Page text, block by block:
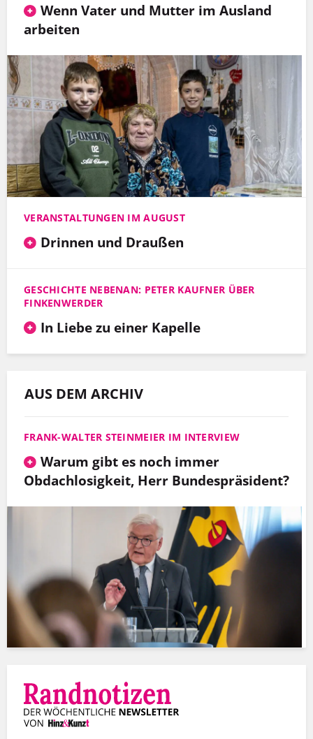
Wenn Vater und Mutter im Ausland
arbeiten
VERANSTALTUNGEN IM AUGUST
Drinnen und Draußen
GESCHICHTE NEBENAN: PETER KAUFNER ÜBER
FINKENWERDER
In Liebe zu einer Kapelle
AUS DEM ARCHIV
FRANK-WALTER STEINMEIER IM INTERVIEW
Warum gibt es noch immer
Obdachlosigkeit, Herr Bundespräsident?